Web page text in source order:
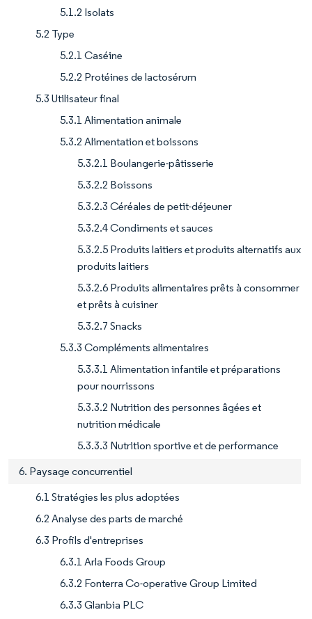
5.1.2 Isolats
5.2 Type
5.2.1 Caséine
5.2.2 Protéines de lactosérum
5.3 Utilisateur final
5.3.1 Alimentation animale
5.3.2 Alimentation et boissons
5.3.2.1 Boulangerie-pâtisserie
5.3.2.2 Boissons
5.3.2.3 Céréales de petit-déjeuner
5.3.2.4 Condiments et sauces
5.3.2.5 Produits laitiers et produits alternatifs aux
produits laitiers
5.3.2.6 Produits alimentaires prêts à consommer
et prêts à cuisiner
5.3.2.7 Snacks
5.3.3 Compléments alimentaires
5.3.3.1 Alimentation infantile et préparations
pour nourrissons
5.3.3.2 Nutrition des personnes âgées et
nutrition médicale
5.3.3.3 Nutrition sportive et de performance
6. Paysage concurrentiel
6.1 Stratégies les plus adoptées
6.2 Analyse des parts de marché
6.3 Profils d'entreprises
6.3.1 Arla Foods Group
6.3.2 Fonterra Co-operative Group Limited
6.3.3 Glanbia PLC